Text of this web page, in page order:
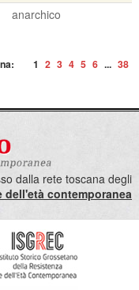
anarchico
1 2 3 4 5 6 ... 38
dalla rete toscana degli
dell'età contemporanea